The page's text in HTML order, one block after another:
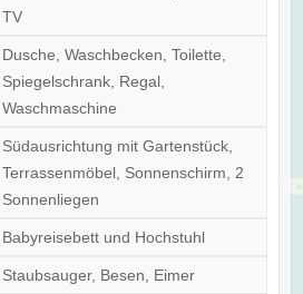
TV
Dusche, Waschbecken, Toilette,
Spiegelschrank, Regal,
Waschmaschine
Südausrichtung mit Gartenstück,
Terrassenmöbel, Sonnenschirm, 2
Sonnenliegen
Babyreisebett und Hochstuhl
Staubsauger, Besen, Eimer